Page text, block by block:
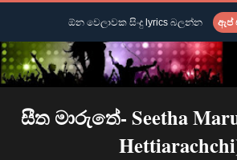
සීත මාරුතේ- Seetha
ඕන වෙලාවක සිංදු lyrics බලන්න ඇප්